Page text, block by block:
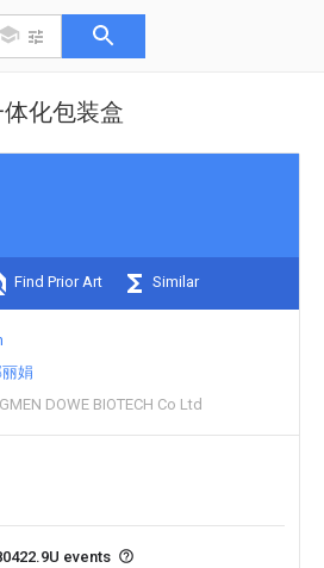
化包装盒
Find Prior Art Similar
娟
DOWE BIOTECH Co Ltd
events